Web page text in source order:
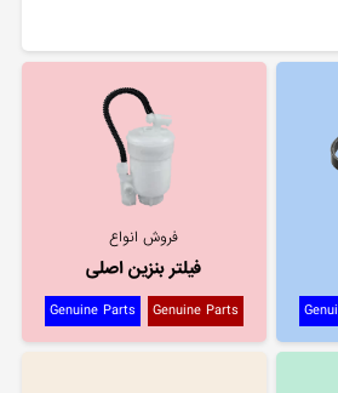
فروش انواع
فیلتر بنزین اصلی
Genuine Parts
Genuine Parts